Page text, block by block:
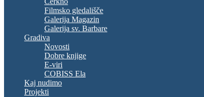
Filmsko gledališče
Galerija Magazin
Galerija sv. Barbare
Gradiva
Novosti
Dobre knjige
E-viri
COBISS Ela
Kaj nudimo
Projekti